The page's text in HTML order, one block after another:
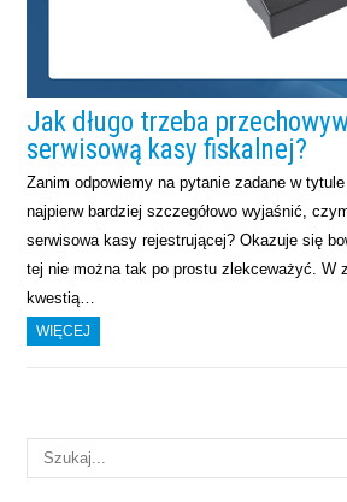
Jak długo trzeba
serwisową kasy fiskalnej?
Zanim odpowiemy na pytanie zadane w
najpierw bardziej szczegółowo wyjaśnić,
serwisowa kasy rejestrującej? Okazuje się
tej nie można tak po prostu zlekceważyć. W
kwestią…
WIĘCEJ